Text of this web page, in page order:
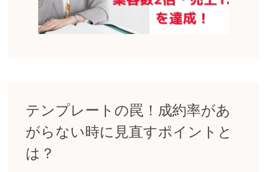
テンプレートの罠！成約率があ
がらない時に見直すポイントと
は？